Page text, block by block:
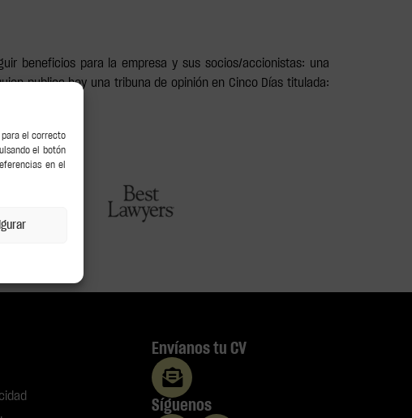
para el correcto
el botón
en el
beneficios para la empresa y sus socios/accionistas: una
publica hoy una tribuna de opinión en Cinco Días titulada:
Envíanos tu CV
Síguenos